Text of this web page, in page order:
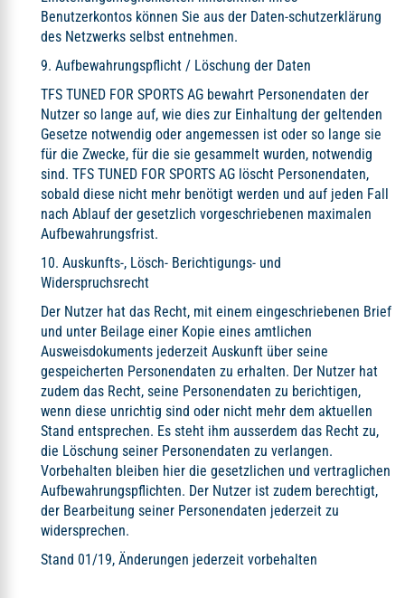
Benutzerkontos können Sie aus der Daten-schutzerklärung
des Netzwerks selbst entnehmen.
9. Aufbewahrungspflicht / Löschung der Daten
TFS TUNED FOR SPORTS AG bewahrt Personendaten der
Nutzer so lange auf, wie dies zur Einhaltung der geltenden
Gesetze notwendig oder angemessen ist oder so lange sie
für die Zwecke, für die sie gesammelt wurden, notwendig
sind. TFS TUNED FOR SPORTS AG löscht Personendaten,
sobald diese nicht mehr benötigt werden und auf jeden Fall
nach Ablauf der gesetzlich vorgeschriebenen maximalen
Aufbewahrungsfrist.
10. Auskunfts-, Lösch- Berichtigungs- und
Widerspruchsrecht
Der Nutzer hat das Recht, mit einem eingeschriebenen Brief
und unter Beilage einer Kopie eines amtlichen
Ausweisdokuments jederzeit Auskunft über seine
gespeicherten Personendaten zu erhalten. Der Nutzer hat
zudem das Recht, seine Personendaten zu berichtigen,
wenn diese unrichtig sind oder nicht mehr dem aktuellen
Stand entsprechen. Es steht ihm ausserdem das Recht zu,
die Löschung seiner Personendaten zu verlangen.
Vorbehalten bleiben hier die gesetzlichen und vertraglichen
Aufbewahrungspflichten. Der Nutzer ist zudem berechtigt,
der Bearbeitung seiner Personendaten jederzeit zu
widersprechen.
Stand 01/19, Änderungen jederzeit vorbehalten